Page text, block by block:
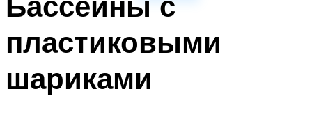
ПЛАВАНЬЕ ДЛЯ ДЕТЕЙ
БАССЕЙН ДЛЯ ДОМА
пластиковыми
шариками